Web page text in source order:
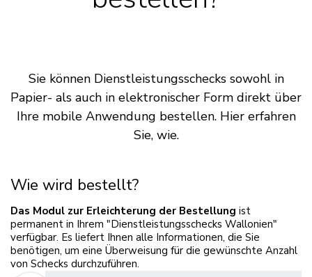
Sie können Dienstleistungsschecks sowohl in
Papier- als auch in elektronischer Form direkt über
Ihre mobile Anwendung bestellen. Hier erfahren
Sie, wie.
Wie wird bestellt?
Das Modul zur Erleichterung der Bestellung ist
permanent in Ihrem "Dienstleistungsschecks Wallonien"
verfügbar. Es liefert Ihnen alle Informationen, die Sie
benötigen, um eine Überweisung für die gewünschte Anzahl
von Schecks durchzuführen.